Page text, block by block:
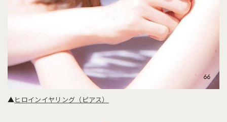
▲ ヒロインイヤリング（ピアス）